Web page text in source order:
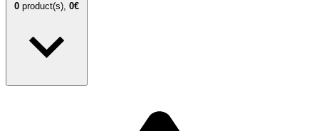
0 product(s), 0€